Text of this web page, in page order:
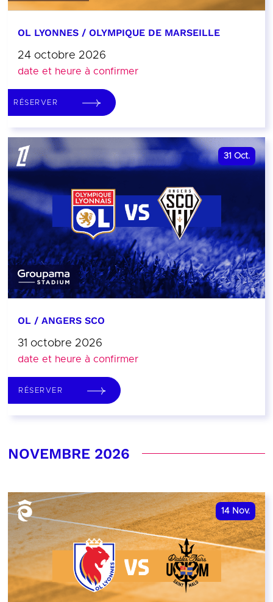
OL LYONNES / OLYMPIQUE DE MARSEILLE
24 octobre 2026
date et heure à confirmer
RÉSERVER
31 Oct.
OL / ANGERS SCO
31 octobre 2026
date et heure à confirmer
RÉSERVER
NOVEMBRE 2026
14 Nov.